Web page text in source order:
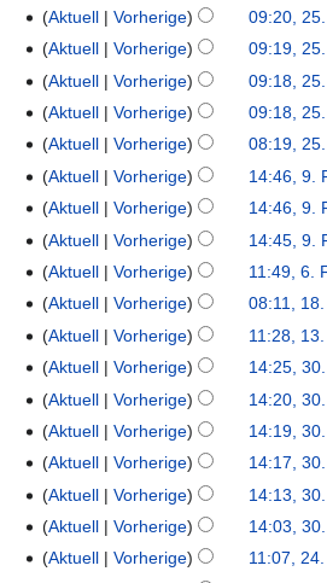
Aktuell
Vorherige 09:20,
Aktuell
Vorherige 09:19,
Aktuell
Vorherige 09:18,
Aktuell
Vorherige 09:18,
Aktuell
Vorherige 08:19,
9.
Februar
2025
Aktuell Vorherige 14:46, 9.
Aktuell
Vorherige 14:46, 9.
Aktuell
Vorherige 14:45, 9.
6.
Februar
2025
Aktuell Vorherige 11:49, 6.
18.
Januar
2025
Aktuell Vorherige 08:11,
13.
Januar
2025
Aktuell Vorherige 11:28,
30.
Dezember
2024
Aktuell Vorherige 14:25,
Aktuell
Vorherige 14:20,
Aktuell
Vorherige 14:19,
Aktuell
Vorherige 14:17,
Aktuell
Vorherige 14:13,
Aktuell
Vorherige 14:03,
24.
Aktuell Vorherige 11:07,